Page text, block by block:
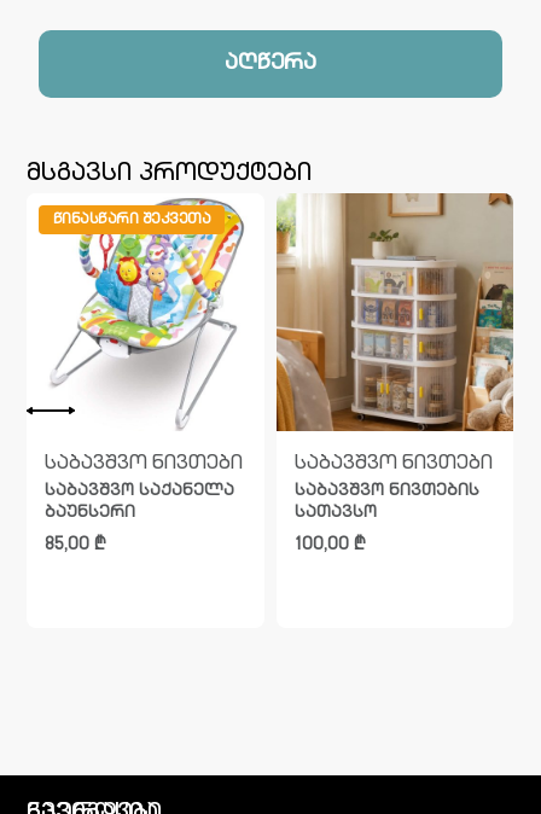
აღწერა
მსგავსი პროდუქტები
ᲬᲘᲜᲐᲡᲬᲐᲠᲘ ᲨᲔᲙᲕᲔᲗᲐ
საბავშვო ნივთები
საბავშვო საქანელა
ბაუნსერი
85,00 ₾
საბავშვო ნივთები
საბავშვო ნივთების
სათავსო
100,00 ₾